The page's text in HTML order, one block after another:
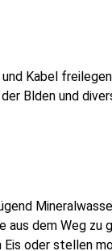
Kabel
Blden und
dem Weg zu
Eis oder stellen